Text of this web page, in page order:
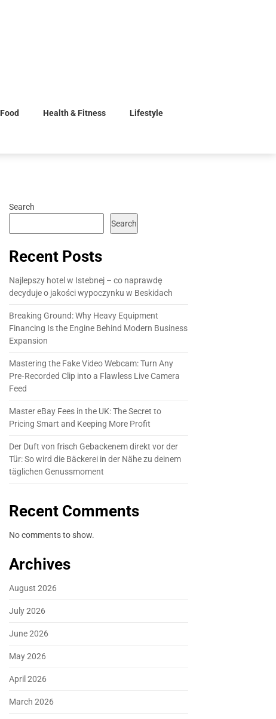
Food Health & Fitness Lifestyle
Search
Search
Recent Posts
Najlepszy hotel w Istebnej – co naprawdę
decyduje o jakości wypoczynku w Beskidach
Breaking Ground: Why Heavy Equipment
Financing Is the Engine Behind Modern Business
Expansion
Mastering the Fake Video Webcam: Turn Any
Pre‑Recorded Clip into a Flawless Live Camera
Feed
Master eBay Fees in the UK: The Secret to
Pricing Smart and Keeping More Profit
Der Duft von frisch Gebackenem direkt vor der
Tür: So wird die Bäckerei in der Nähe zu deinem
täglichen Genussmoment
Recent Comments
No comments to show.
Archives
August 2026
July 2026
June 2026
May 2026
April 2026
March 2026